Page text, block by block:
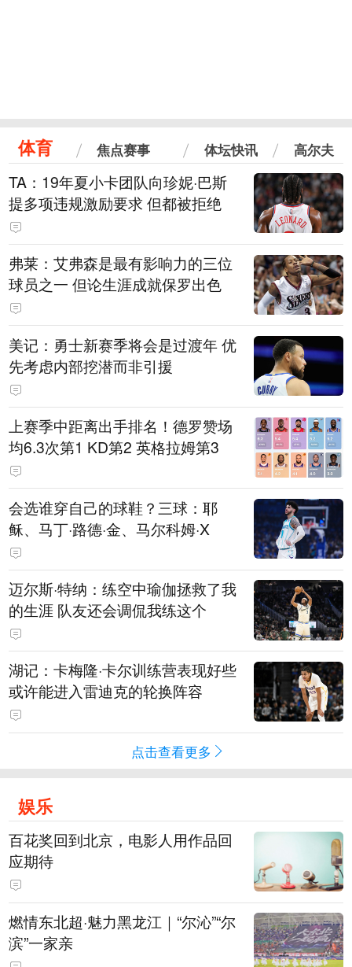
体育 焦点赛事 体坛快讯 高尔夫
TA：19年夏小卡团队向珍妮·巴斯
提多项违规激励要求 但都被拒绝
弗莱：艾弗森是最有影响力的三位
球员之一 但论生涯成就保罗出色
美记：勇士新赛季将会是过渡年 优
先考虑内部挖潜而非引援
上赛季中距离出手排名！德罗赞场
均6.3次第1 KD第2 英格拉姆第3
会选谁穿自己的球鞋？三球：耶
稣、马丁·路德·金、马尔科姆·X
迈尔斯·特纳：练空中瑜伽拯救了我
的生涯 队友还会调侃我练这个
湖记：卡梅隆·卡尔训练营表现好些
或许能进入雷迪克的轮换阵容
点击查看更多
娱乐
百花奖回到北京，电影人用作品回
应期待
燃情东北超·魅力黑龙江｜“尔沁”“尔
滨”一家亲